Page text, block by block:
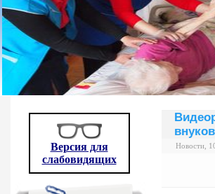
Версия для
слабовидящих
внуков
Новости,